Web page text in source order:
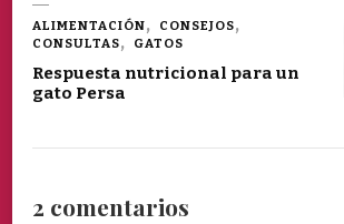
ALIMENTACIÓN
CONSEJOS
CONSULTAS
GATOS
Respuesta nutricional para un
gato Persa
2 comentarios